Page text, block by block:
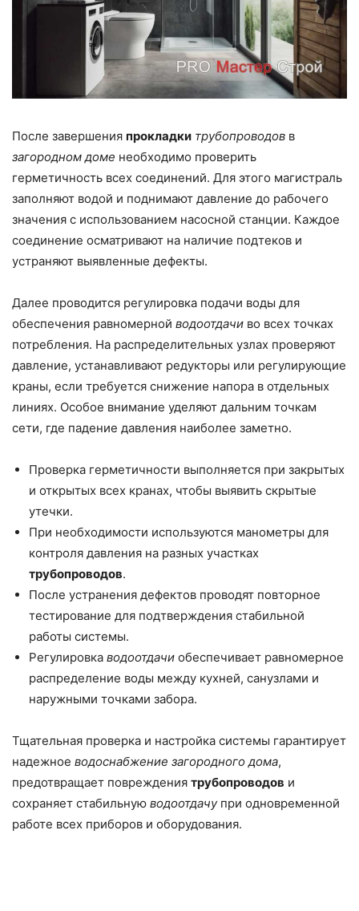
После завершения прокладки трубопроводов в
загородном доме необходимо проверить
герметичность всех соединений. Для этого магистраль
заполняют водой и поднимают давление до рабочего
значения с использованием насосной станции. Каждое
соединение осматривают на наличие подтеков и
устраняют выявленные дефекты.
Далее проводится регулировка подачи воды для
обеспечения равномерной водоотдачи во всех точках
потребления. На распределительных узлах проверяют
давление, устанавливают редукторы или регулирующие
краны, если требуется снижение напора в отдельных
линиях. Особое внимание уделяют дальним точкам
сети, где падение давления наиболее заметно.
Проверка герметичности выполняется при закрытых
и открытых всех кранах, чтобы выявить скрытые
утечки.
При необходимости используются манометры для
контроля давления на разных участках
трубопроводов.
После устранения дефектов проводят повторное
тестирование для подтверждения стабильной
работы системы.
Регулировка водоотдачи обеспечивает равномерное
распределение воды между кухней, санузлами и
наружными точками забора.
Тщательная проверка и настройка системы гарантирует
надежное водоснабжение загородного дома,
предотвращает повреждения трубопроводов и
сохраняет стабильную водоотдачупри одновременной
работе всех приборов и оборудования.